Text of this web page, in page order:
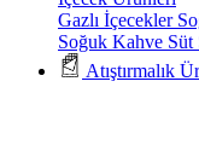
Gazlı İçecekler
Soğuk Kahve Süt
Atıştırmalık